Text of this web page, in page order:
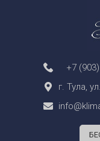
+7
г. Тула,